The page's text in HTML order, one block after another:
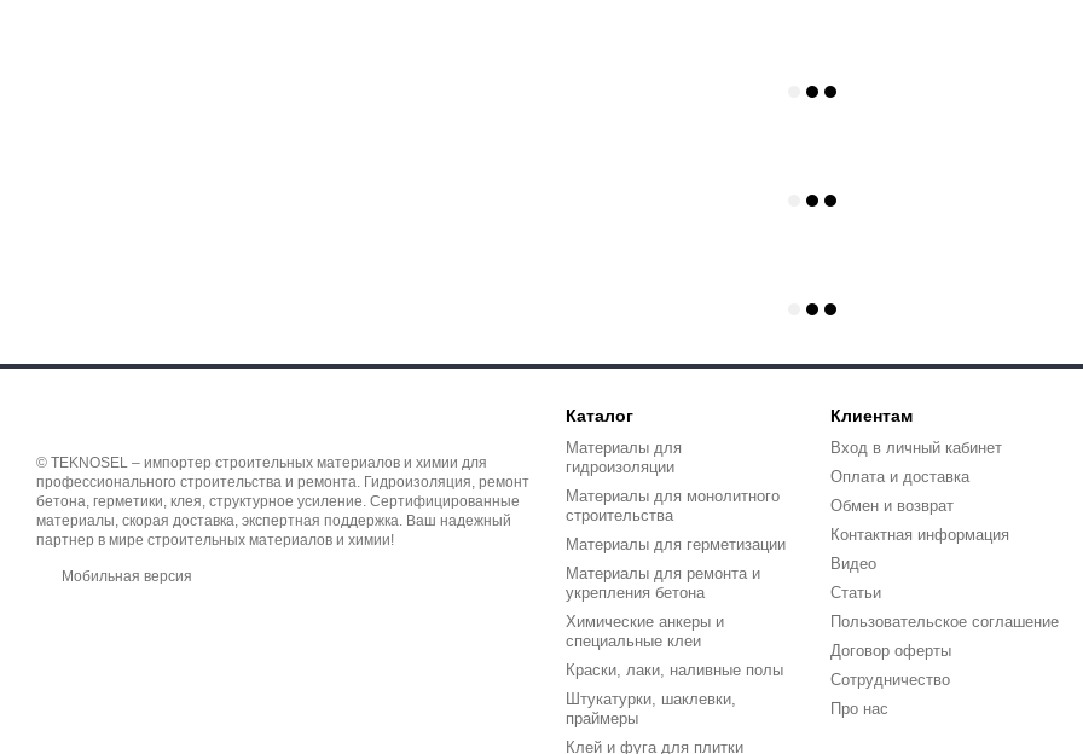
© TEKNOSEL – импортер строительных материалов и химии для
профессионального строительства и ремонта. Гидроизоляция, ремонт
бетона, герметики, клея, структурное усиление. Сертифицированные
материалы, скорая доставка, экспертная поддержка. Ваш надежный
партнер в мире строительных материалов и химии!
Мобильная версия
Каталог
Материалы для
гидроизоляции
Материалы для монолитного
строительства
Материалы для герметизации
Материалы для ремонта и
укрепления бетона
Химические анкеры и
специальные клеи
Краски, лаки, наливные полы
Штукатурки, шаклевки,
праймеры
Клей и фуга для плитки
Клиентам
Вход в личный кабинет
Оплата и доставка
Обмен и возврат
Контактная информация
Видео
Статьи
Пользовательское соглашение
Договор оферты
Сотрудничество
Про нас